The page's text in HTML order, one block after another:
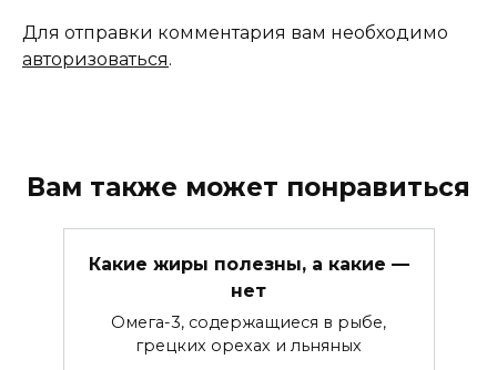
Для отправки комментария вам необходимо
авторизоваться.
Вам также может понравиться
Какие жиры полезны, а какие —
нет
Омега-3, содержащиеся в рыбе,
грецких орехах и льняных